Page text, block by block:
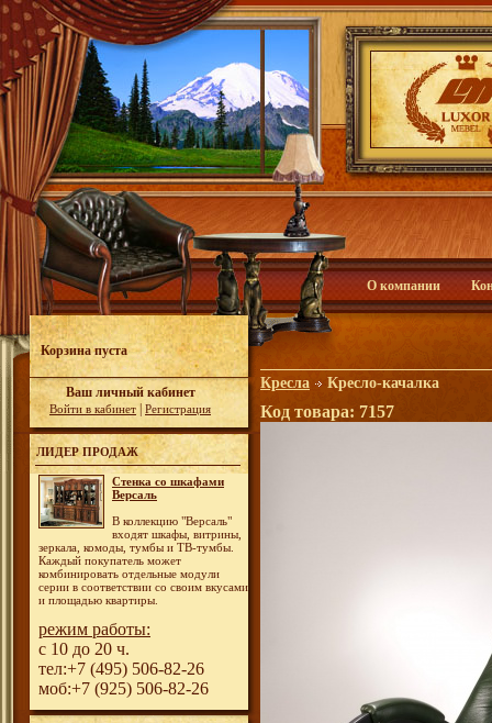
О компании
Корзина пуста
Ваш личный кабинет
Войти в кабинет Регистрация
ЛИДЕР ПРОДАЖ
Стенка со шкафами
Версаль
В коллекцию "Версаль"
входят шкафы, витрины,
зеркала, комоды, тумбы и ТВ-тумбы.
Каждый покупатель может
комбинировать отдельные модули
серии в соответствии со своим вкусами
и площадью квартиры.
режим работы:
с 10 до 20 ч.
тел:+7 (495) 506-82-26
моб:+7 (925) 506-82-26
Кресла Кресло-качалка
Код товара: 7157